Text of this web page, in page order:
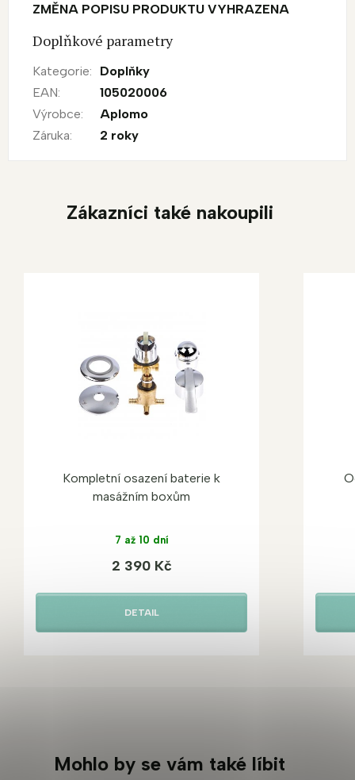
ZMĚNA POPISU PRODUKTU VYHRAZENA
Doplňkové parametry
Kategorie:
Doplňky
EAN:
105020006
Výrobce:
Aplomo
Záruka: 2 roky
Zákazníci také nakoupili
Kompletní osazení baterie k
masážním boxům
7 až 10 dní
2 390 Kč
DETAIL
Mohlo by se vám také líbit